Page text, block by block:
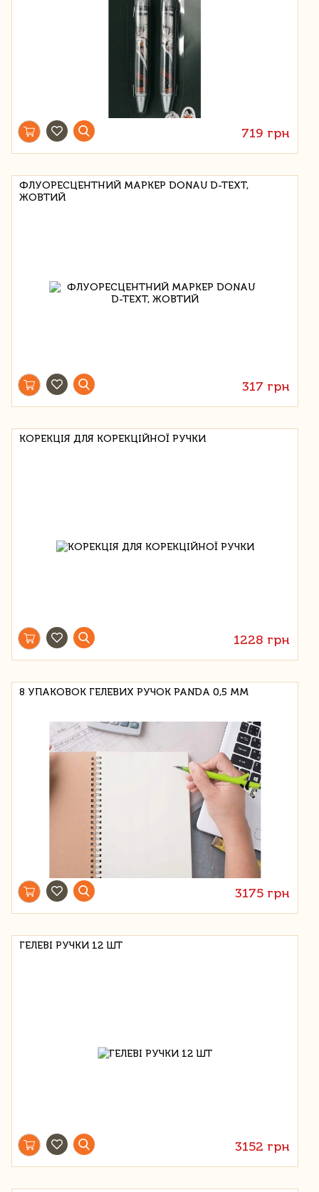
719 грн
ФЛУОРЕСЦЕНТНИЙ МАРКЕР DONAU D-TEXT,
ЖОВТИЙ
317 грн
КОРЕКЦІЯ ДЛЯ КОРЕКЦІЙНОЇ РУЧКИ
1228 грн
8 УПАКОВОК ГЕЛЕВИХ РУЧОК PANDA 0,5 ММ
3175 грн
ГЕЛЕВІ РУЧКИ 12 ШТ
3152 грн